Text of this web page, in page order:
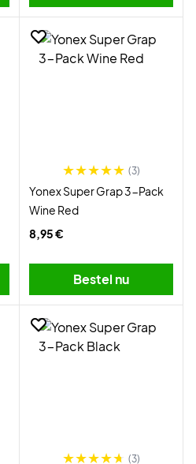
(3)
Yonex Super Grap 3-Pack
Wine Red
8,95 €
Bestel nu
(3)